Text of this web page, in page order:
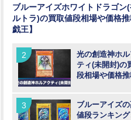
ブルーアイズホワイトドラゴン
ルトラ)の買取値段相場や価格
戯王】
光の創造神ホル
ティ(未開封)の
段相場や価格推
ブルーアイズ
値段ランキン